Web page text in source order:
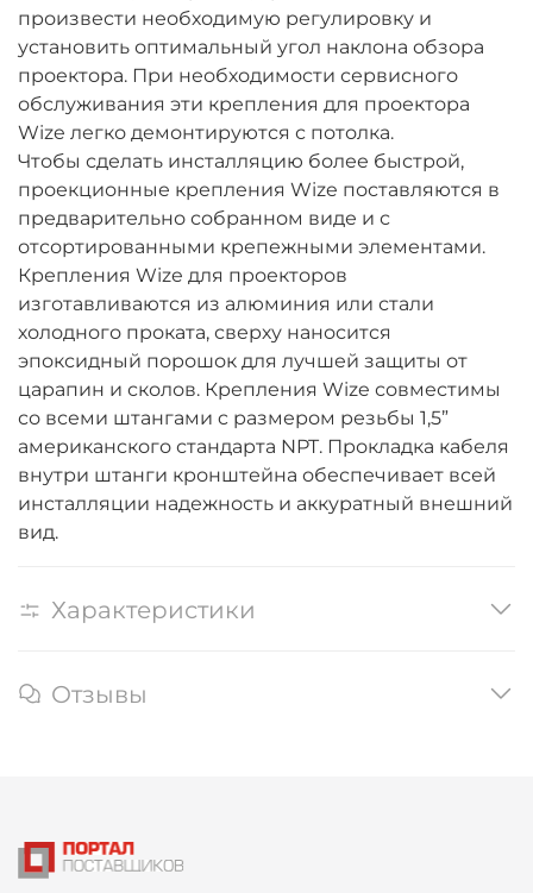
произвести необходимую регулировку и
установить оптимальный угол наклона обзора
проектора. При необходимости сервисного
обслуживания эти крепления для проектора
Wize легко демонтируются с потолка.
Чтобы сделать инсталляцию более быстрой,
проекционные крепления Wize поставляются в
предварительно собранном виде и с
отсортированными крепежными элементами.
Крепления Wize для проекторов
изготавливаются из алюминия или стали
холодного проката, сверху наносится
эпоксидный порошок для лучшей защиты от
царапин и сколов. Крепления Wize совместимы
со всеми штангами c размером резьбы 1,5”
американского стандарта NPT. Прокладка кабеля
внутри штанги кронштейна обеспечивает всей
инсталляции надежность и аккуратный внешний
вид.
Характеристики
Отзывы